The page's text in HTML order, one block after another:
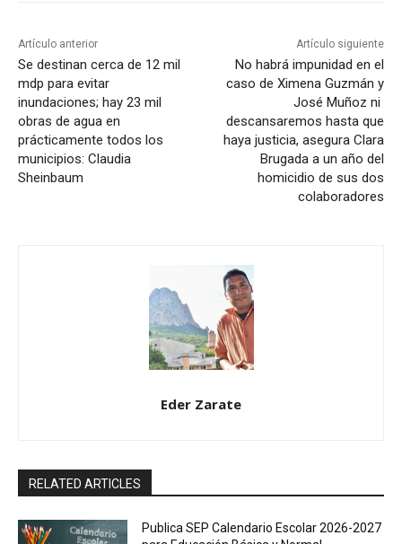
Artículo anterior
Se destinan cerca de 12 mil
mdp para evitar
inundaciones; hay 23 mil
obras de agua en
prácticamente todos los
municipios: Claudia
Sheinbaum
Artículo siguiente
No habrá impunidad en el
caso de Ximena Guzmán y
José Muñoz ni
descansaremos hasta que
haya justicia, asegura Clara
Brugada a un año del
homicidio de sus dos
colaboradores
Eder Zarate
RELATED ARTICLES
Publica SEP Calendario Escolar 2026-2027